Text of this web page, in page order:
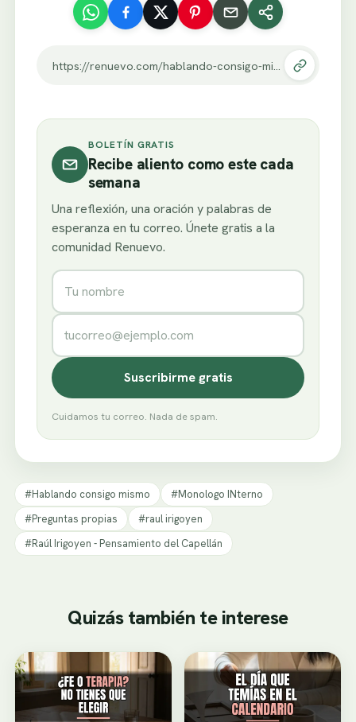
https://renuevo.com/hablando-consigo-mismo.html
BOLETÍN GRATIS
Recibe aliento como este cada
semana
Una reflexión, una oración y palabras de
esperanza en tu correo. Únete gratis a la
comunidad Renuevo.
Nombre
Correo electrónico
Suscribirme gratis
Cuidamos tu correo. Nada de spam.
#Hablando consigo mismo
#Monologo INterno
#Preguntas propias
#raul irigoyen
#Raúl Irigoyen - Pensamiento del Capellán
Quizás también te interese